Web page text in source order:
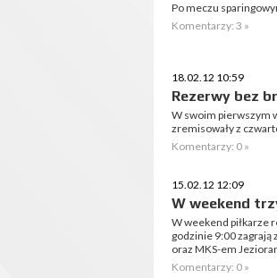
Po meczu
Komentarzy: 3 »
18.02.12 10:59
Rezerwy bez
W swoim pierwszym
zremisowały z
Komentarzy: 0 »
15.02.12 12:09
W weekend
W weekend piłkarze
godzinie 9:00 zagrają
oraz MKS-em
Komentarzy: 0 »